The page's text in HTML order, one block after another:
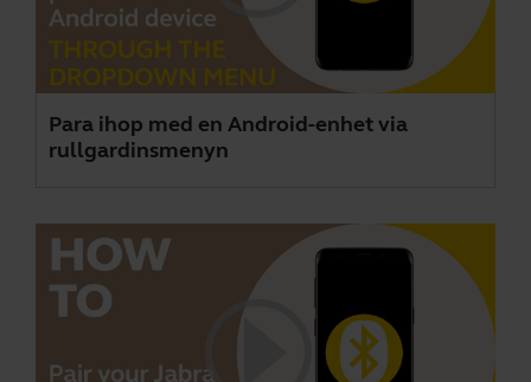
Para ihop med en Android-enhet via
rullgardinsmenyn